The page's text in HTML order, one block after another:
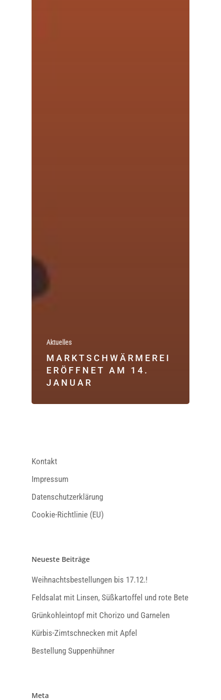
Aktuelles
MARKTSCHWÄRMEREI
ERÖFFNET AM 14.
JANUAR
Kontakt
Impressum
Datenschutzerklärung
Cookie-Richtlinie (EU)
Neueste Beiträge
Weihnachtsbestellungen bis 17.12.!
Feldsalat mit Linsen, Süßkartoffel und rote Bete
Grünkohleintopf mit Chorizo und Garnelen
Kürbis-Zimtschnecken mit Apfel
Bestellung Suppenhühner
Meta